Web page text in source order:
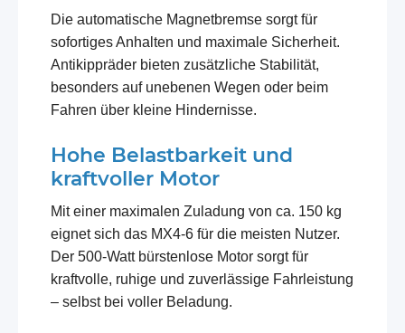
Die automatische Magnetbremse sorgt für
sofortiges Anhalten und maximale Sicherheit.
Antikippräder bieten zusätzliche Stabilität,
besonders auf unebenen Wegen oder beim
Fahren über kleine Hindernisse.
Hohe Belastbarkeit und
kraftvoller Motor
Mit einer maximalen Zuladung von ca. 150 kg
eignet sich das MX4-6 für die meisten Nutzer.
Der 500-Watt bürstenlose Motor sorgt für
kraftvolle, ruhige und zuverlässige Fahrleistung
– selbst bei voller Beladung.